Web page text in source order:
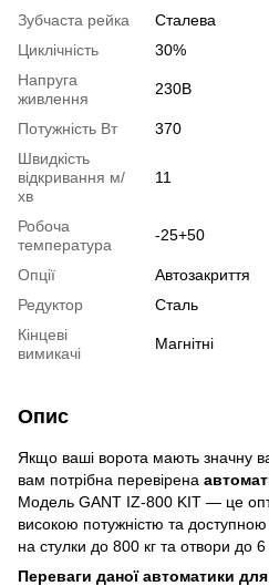
Зубчаста рейка
Сталева
Циклічність
30%
Напруга
живлення
230В
Потужність Вт
370
Швидкість
відкривання м/
хв
11
Робоча
температура
-25+50
Опції
Автозакриття
Редуктор
Сталь
Кінцеві
вимикачі
Магнітні
Опис
Якщо ваші ворота мають значну
вам потрібна перевірена
Модель GANT IZ-800 KIT — це
високою потужністю та
на стулки до 800 кг та отвори до 6
Переваги даної автоматики для